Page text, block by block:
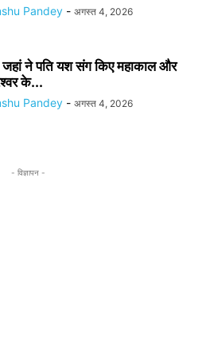
Pandey - अगस्त 4, 2026
ने पति यश संग किए महाकाल और
के...
Pandey - अगस्त 4, 2026
- विज्ञापन -